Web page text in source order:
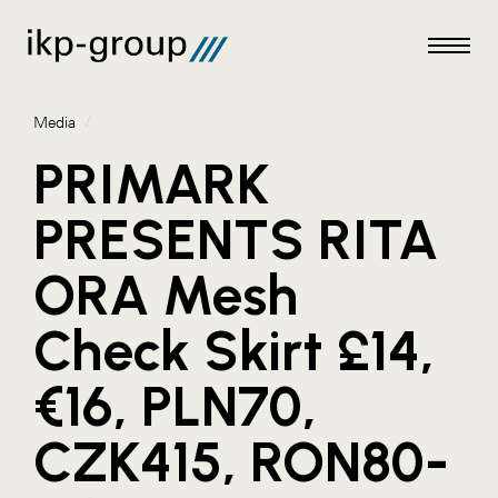
Meldungen
Media
ACO
Amazon Web Services
Artweger
Blaguss
Bundesverband Sonnenschutztechnik
Media /
PRIMARK
PRESENTS RITA
ORA Mesh
Check Skirt £14,
€16, PLN70,
CZK415, RON80-